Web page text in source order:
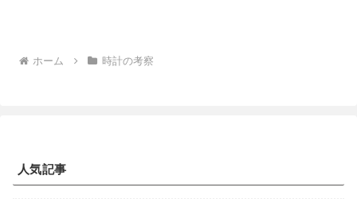
ホーム 時計の考察
人気記事